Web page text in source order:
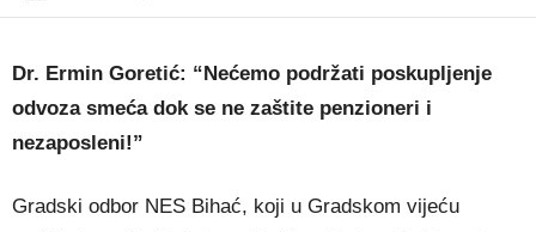
Dr. Ermin Goretić: “Nećemo podržati poskupljenje
odvoza smeća dok se ne zaštite penzioneri i
nezaposleni!”
Gradski odbor NES Bihać, koji u Gradskom vijeću